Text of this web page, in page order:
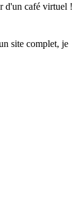
d'un café virtuel !
site complet, je